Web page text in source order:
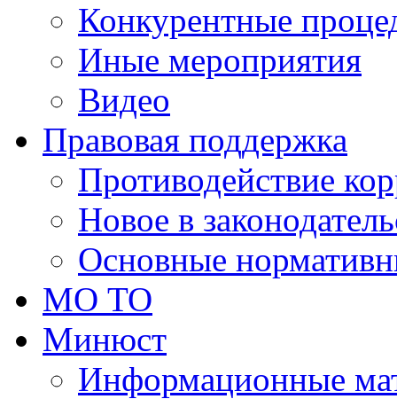
Конкурентные
Иные мероприятия
Видео
Правовая поддержка
Противодействие
Новое в
Основные
МО ТО
Минюст
Информационные